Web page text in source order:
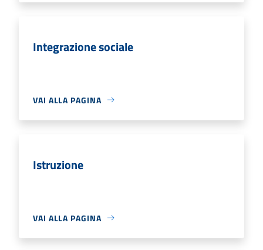
Integrazione sociale
VAI ALLA PAGINA
Istruzione
VAI ALLA PAGINA